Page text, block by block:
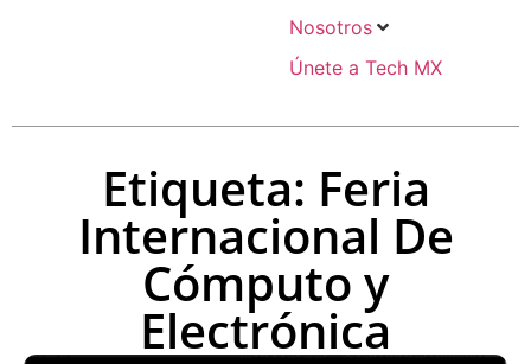
Nosotros
Únete a Tech MX
Etiqueta: Feria
Internacional De
Cómputo y
Electrónica